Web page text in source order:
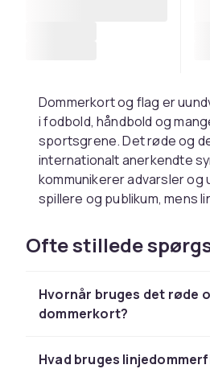
Dommerkort og flag er
i fodbold, håndbold og
sportsgrene. Det røde og
internationalt anerkendte
kommunikerer advarsler og
spillere og publikum, mens
beslutninger som offsides,
hjørnekast.
lamineret karton med en
farve. Det er vigtigt, at
tribunerne tydeligt kan se
Ofte stillede
Hvornår bruges det røde
dommerkort?
Hvad bruges